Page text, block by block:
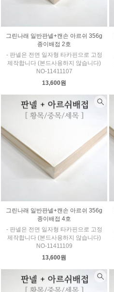
그린나래 일반판넬+캔손 아르쉬 356g
종이배접 2호
- 판넬은 전면 일자형 타카핀으로 고정
제작합니다 (본드사용하지 않습니다)
NO-11411107
13,600원
그린나래 일반판넬+캔손 아르쉬 356g
종이배접 4호
- 판넬은 전면 일자형 타카핀으로 고정
제작합니다 (본드사용하지 않습니다)
NO-11411109
13,600원